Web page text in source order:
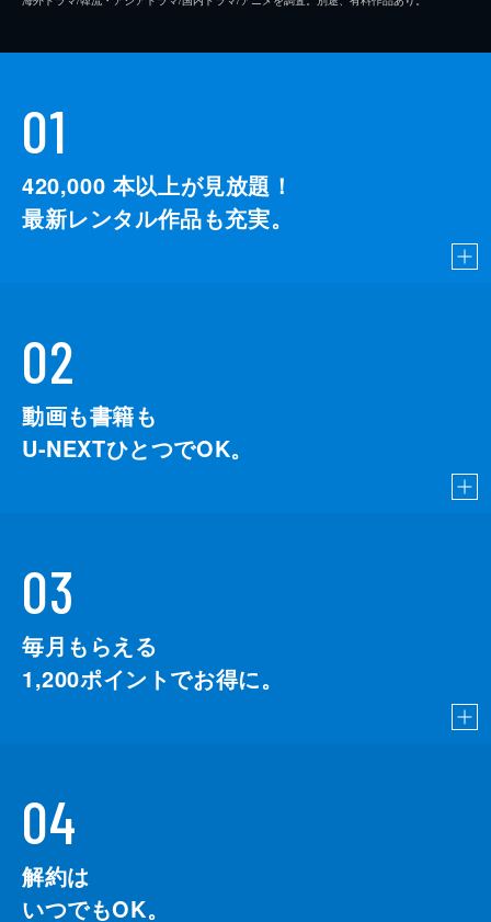
01
420,000 本以上が見放題！
最新レンタル作品も充実。
02
動画も書籍も
U-NEXTひとつでOK。
03
毎月もらえる
1,200ポイントでお得に。
04
解約は
いつでもOK。